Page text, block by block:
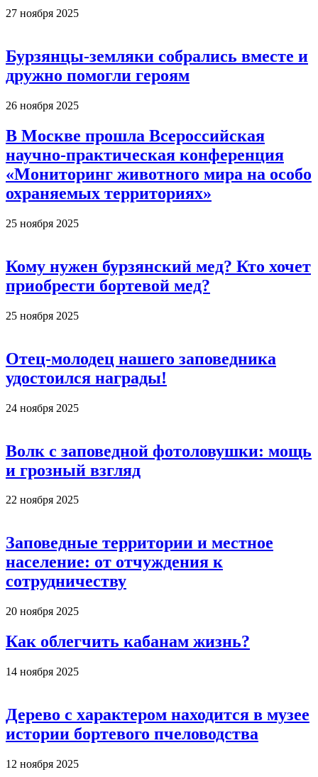
27 ноября 2025
Бурзянцы-земляки собрались вместе и
дружно помогли героям
26 ноября 2025
В Москве прошла Всероссийская
научно-практическая конференция
«Мониторинг животного мира на особо
охраняемых территориях»
25 ноября 2025
Кому нужен бурзянский мед? Кто хочет
приобрести бортевой мед?
25 ноября 2025
Отец-молодец нашего заповедника
удостоился награды!
24 ноября 2025
Волк с заповедной фотоловушки: мощь
и грозный взгляд
22 ноября 2025
Заповедные территории и местное
население: от отчуждения к
сотрудничеству
20 ноября 2025
Как облегчить кабанам жизнь?
14 ноября 2025
Дерево с характером находится в музее
истории бортевого пчеловодства
12 ноября 2025